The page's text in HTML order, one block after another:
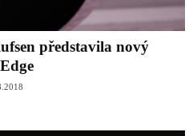
představila nový